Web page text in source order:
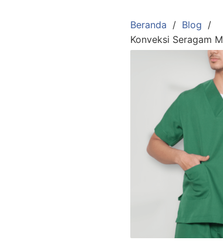
Beranda
Blog
Konveksi Seragam